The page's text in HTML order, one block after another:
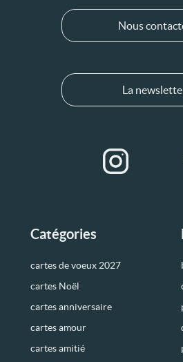
Catégories
cartes de voeux 2027
cartes Noël
cartes anniversaire
cartes amour
cartes amitié
Nous
La